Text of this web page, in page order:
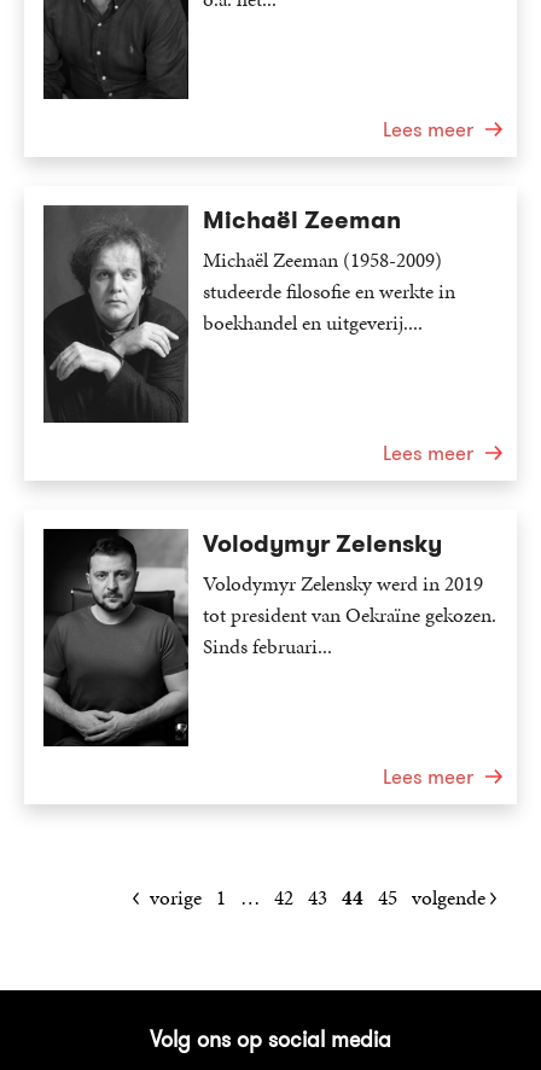
Lees meer
Michaël Zeeman
Michaël Zeeman (1958-2009)
studeerde filosofie en werkte in
boekhandel en uitgeverij....
Lees meer
Volodymyr Zelensky
Volodymyr Zelensky werd in 2019
tot president van Oekraïne gekozen.
Sinds februari...
Lees meer
vorige 1 … 42 43 44 45 volgende
Volg ons op social media